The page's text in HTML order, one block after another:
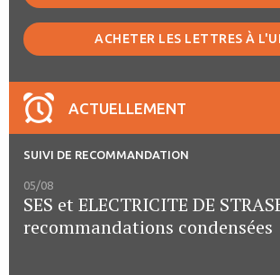
ACHETER LES LETTRES À
ACTUELLEMENT
SUIVI DE RECOMMANDATION
05/08
SES et ELECTRICITE DE
recommandations condensées